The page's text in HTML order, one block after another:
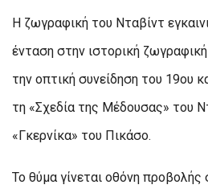
Η ζωγραφική του Νταβίντ
ένταση στην ιστορική
την οπτική συνείδηση του 19ου
τη «Σχεδία της Μέδουσας» του
«Γκερνίκα» του Πικάσο.
Το θύμα γίνεται οθόνη προβολής